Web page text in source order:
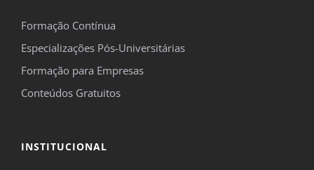
Formação Contínua
Especializações Pós-Universitárias
Formação para Empresas
Conteúdos Gratuitos
INSTITUCIONAL